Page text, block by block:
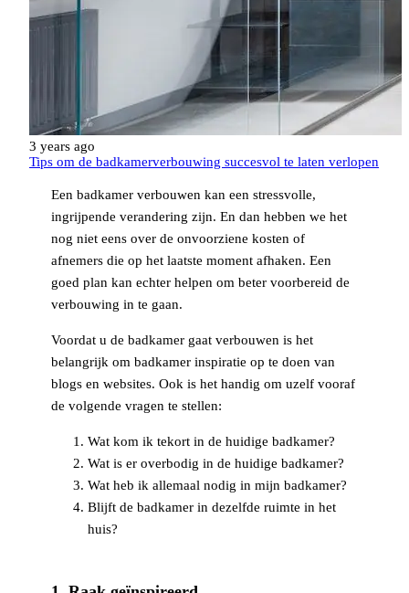
3 years ago
Tips om de badkamerverbouwing succesvol te laten verlopen
Een badkamer verbouwen kan een stressvolle,
ingrijpende verandering zijn. En dan hebben we het
nog niet eens over de onvoorziene kosten of
afnemers die op het laatste moment afhaken. Een
goed plan kan echter helpen om beter voorbereid de
verbouwing in te gaan.
Voordat u de badkamer gaat verbouwen is het
belangrijk om badkamer inspiratie op te doen van
blogs en websites. Ook is het handig om uzelf vooraf
de volgende vragen te stellen:
Wat kom ik tekort in de huidige badkamer?
Wat is er overbodig in de huidige badkamer?
Wat heb ik allemaal nodig in mijn badkamer?
Blijft de badkamer in dezelfde ruimte in het
huis?